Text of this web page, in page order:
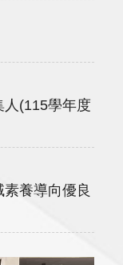
(115學年度
養導向優良